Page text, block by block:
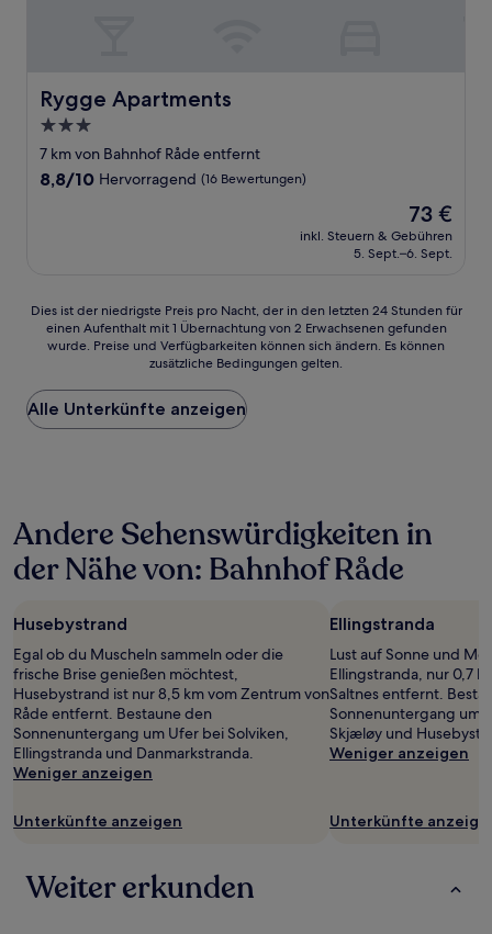
Rygge Apartments
Rygge Apartments
3.0-
Sterne-
Unterkunft
7 km von Bahnhof Råde entfernt
8.8
8,8/10 Hervorragend (16 Bewertungen)
Der
Preis
beträgt
73 €
inkl. Steuern & Gebühren
5. Sept.–6. Sept.
Dies
der
Preis
pro
Nacht,
24 Stunden
für
einen
1 Übernachtung
von
2 Erwachsenen
gefunden
wurde.
Preise
und
Verfügbarkeiten
können
ändern.
zusätzliche
Bedingungen
Dies ist der niedrigste Preis pro Nacht, der in den letzten 24 Stunden für
einen Aufenthalt mit 1 Übernachtung von 2 Erwachsenen gefunden
wurde. Preise und Verfügbarkeiten können sich ändern. Es können
zusätzliche Bedingungen gelten.
Alle Unterkünfte anzeigen
Andere Sehenswürdigkeiten in
der Nähe von: Bahnhof Råde
Husebystrand
Egal ob du Muscheln sammeln oder die
frische Brise genießen möchtest,
Husebystrand ist nur 8,5 km vom Zentrum von
Råde entfernt. Bestaune den
Sonnenuntergang um Ufer bei Solviken,
Ellingstranda und Danmarkstranda.
Weniger anzeigen
Unterkünfte anzeigen
Ellingstranda
Lust auf Sonne und
Ellingstranda, nur 0,7
Saltnes entfernt.
Sonnenuntergang um
Skjæløy und
Weniger anzeigen
Unterkünfte
Weiter erkunden